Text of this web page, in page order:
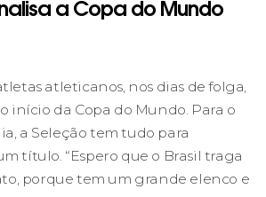
a Copa do Mundo
atleticanos, nos dias de folga,
início da Copa do Mundo. Para o
a Seleção tem tudo para
título. “Espero que o Brasil traga
porque tem um grande elenco e